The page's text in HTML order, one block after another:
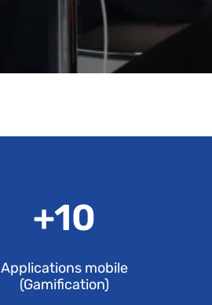
+10
Applications mobile
(Gamification)